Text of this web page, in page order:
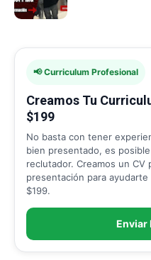
📢 Curriculum Profesional
Creamos Tu
$199
No basta con tener
bien presentado, es
reclutador. Creamos un
presentación para
$199.
Enviar